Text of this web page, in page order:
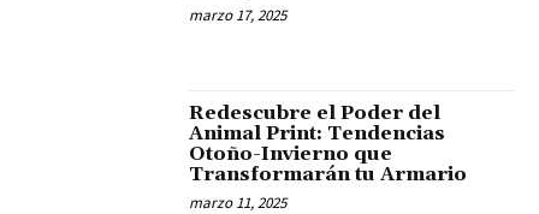
marzo 17, 2025
Redescubre el Poder del
Animal Print: Tendencias
Otoño-Invierno que
Transformarán tu Armario
marzo 11, 2025